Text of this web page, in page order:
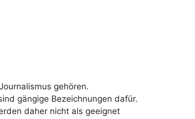
gehören.
gängige Bezeichnungen dafür.
daher nicht als geeignet